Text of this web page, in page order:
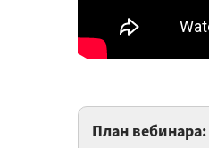
План вебинара: